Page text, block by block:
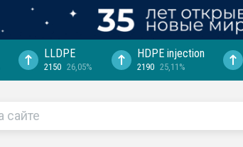
LLDPE
2150 26,05%
HDPE injection
2190 25,11%